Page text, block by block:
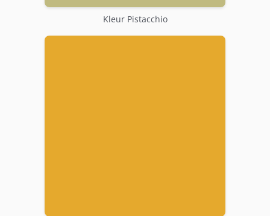
Kleur Pistacchio